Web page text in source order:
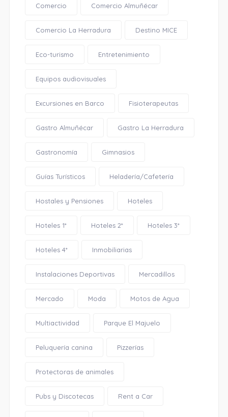
Comercio Comercio Almuñécar
Comercio La Herradura Destino MICE
Eco-turismo Entretenimiento
Equipos audiovisuales
Excursiones en Barco Fisioterapeutas
Gastro Almuñécar Gastro La Herradura
Gastronomía Gimnasios
Guías Turísticos Heladería/Cafetería
Hostales y Pensiones Hoteles
Hoteles 1* Hoteles 2* Hoteles 3*
Hoteles 4* Inmobiliarias
Instalaciones Deportivas Mercadillos
Mercado Moda Motos de Agua
Multiactividad Parque El Majuelo
Peluquería canina Pizzerías
Protectoras de animales
Pubs y Discotecas Rent a Car